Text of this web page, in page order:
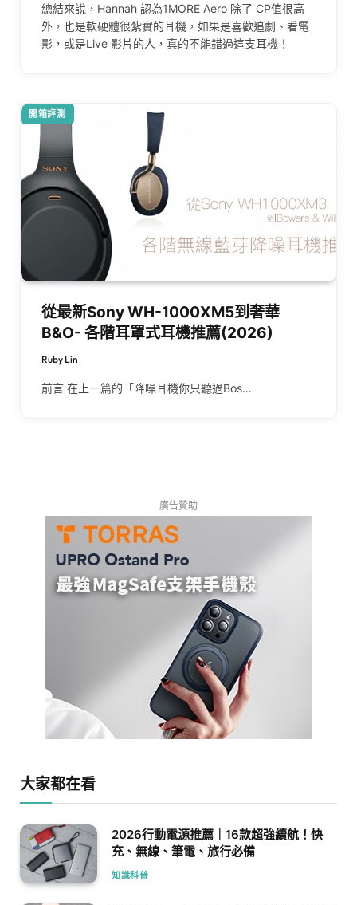
總結來說，Hannah 認為1MORE Aero 除了 CP值很高
外，也是軟硬體很紮實的耳機，如果是喜歡追劇、看電
影，或是Live 影片的人，真的不能錯過這支耳機！
開箱評測
從最新Sony WH-1000XM5到奢華
B&O- 各階耳罩式耳機推薦(2026)
Ruby Lin
前言 在上一篇的「降噪耳機你只聽過Bos…
廣告贊助
大家都在看
2026行動電源推薦｜16款超強續航！快
充、無線、筆電、旅行必備
知識科普